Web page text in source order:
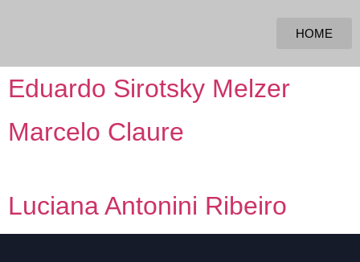
HOME
Eduardo Sirotsky Melzer
Marcelo Claure
Luciana Antonini Ribeiro